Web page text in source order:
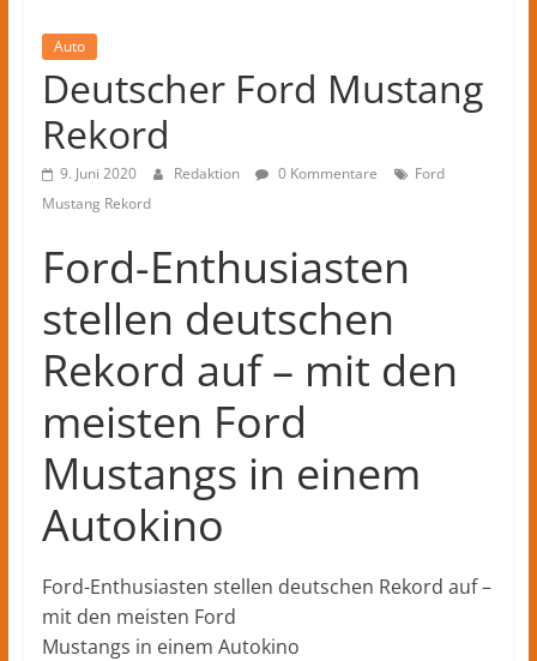
Auto
Deutscher Ford Mustang
Rekord
9. Juni 2020 Redaktion 0 Kommentare
Ford
Mustang Rekord
Ford-Enthusiasten
stellen deutschen
Rekord auf – mit den
meisten Ford
Mustangs in einem
Autokino
Ford-Enthusiasten stellen deutschen Rekord auf –
mit den meisten Ford
Mustangs in einem Autokino